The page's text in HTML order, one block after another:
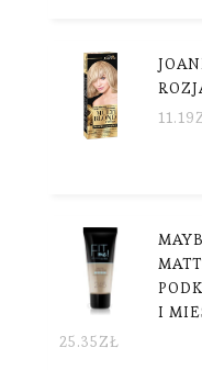
11.19
I
25.35ZŁ